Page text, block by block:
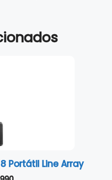
Portátil Line Array